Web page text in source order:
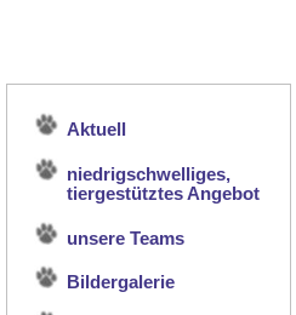
Aktuell
niedrigschwelliges,
tiergestütztes Angebot
unsere Teams
Bildergalerie